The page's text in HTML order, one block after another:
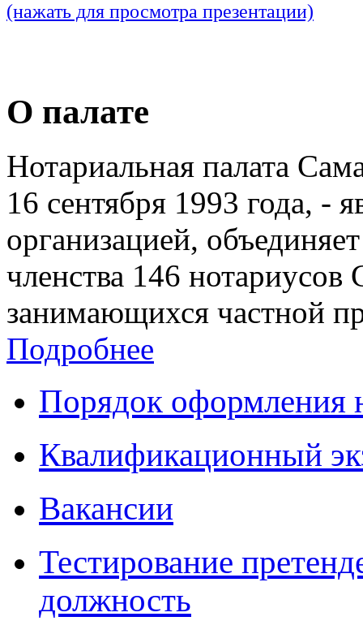
(нажать для просмотра презентации)
О палате
Нотариальная палата
16 сентября 1993 года, -
организацией,
членства 146 нотариусов
занимающихся частной
Подробнее
Порядок оформления
Квалификационный
Вакансии
Тестирование
должность